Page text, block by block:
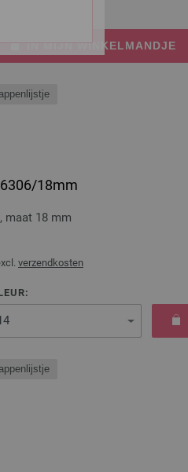
IN MIJN WINKELMANDJE
18mm
maat 18 mm
verzendkosten